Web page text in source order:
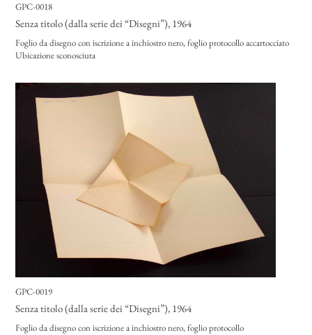
GPC-0018
Senza titolo (dalla serie dei “Disegni”), 1964
Foglio da disegno con iscrizione a inchiostro nero, foglio protocollo accartocciato
Ubicazione sconosciuta
GPC-0019
Senza titolo (dalla serie dei “Disegni”), 1964
Foglio da disegno con iscrizione a inchiostro nero, foglio protocollo